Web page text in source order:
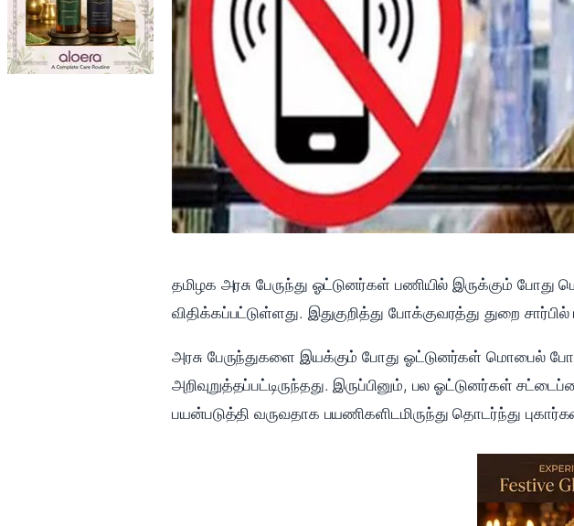
தமிழக அரசு பேருந்து ஓட்டுனர்கள் பணியில் இருக்கும்
விதிக்கப்பட்டுள்ளது. இதுகுறித்து போக்குவரத்து துறை
அரசு பேருந்துகளை இயக்கும் போது ஓட்டுனர்கள் மொபைல்
அறிவுறுத்தப்பட்டிருந்தது. இருப்பினும், பல
பயன்படுத்தி வருவதாக பயணிகளிடமிருந்து தொடர்ந்து